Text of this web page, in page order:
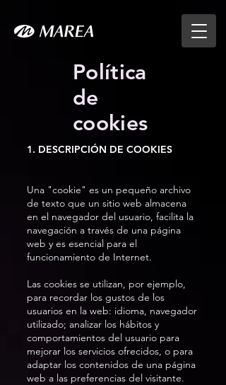
1. DESCRIPCIÓN DE COOKIES
Una "cookie" es un pequeño archivo
de texto que un sitio web almacena
en el navegador del usuario, facilita la
navegación a través de una página
web y es esencial para el
funcionamiento de Internet.
Las cookies se utilizan, por ejemplo,
para recordar los gustos de los
usuarios en la web: idioma, navegador
utilizado; analizar los hábitos y
comportamientos del usuario para
mejorar los servicios ofrecidos, o para
adaptar los contenidos de una página
web a las preferencias del visitante.
Política
de
cookies